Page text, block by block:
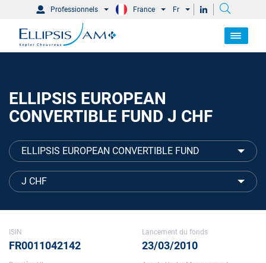
Professionnels France Fr
ELLIPSIS EUROPEAN
CONVERTIBLE FUND J CHF
ELLIPSIS EUROPEAN CONVERTIBLE FUND
J CHF
ISIN
FR0011042142
Lancement du fonds
23/03/2010